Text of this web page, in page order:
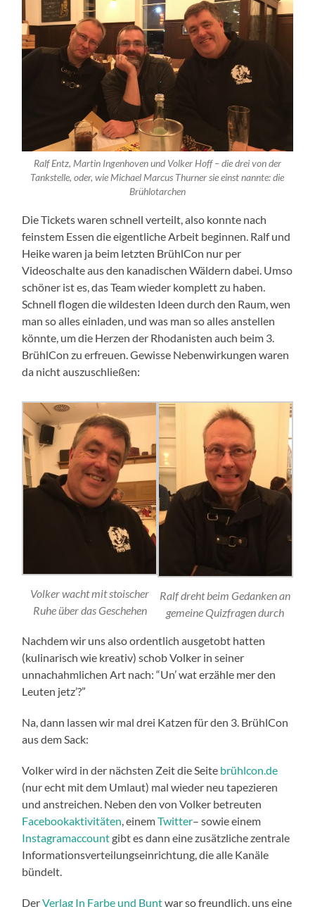
Ralf Entz, Martin Ingenhoven und Volker Hoff – die drei von der
Tankstelle, oder, wie Michael Marcus Thurner sie einst nannte: die
Brühlotarchen
Die Tickets waren schnell verteilt, also konnte nach
feinstem Essen die eigentliche Arbeit beginnen. Ralf und
Heike waren ja beim letzten BrühlCon nur per
Videoschalte aus den kanadischen Wäldern dabei. Umso
schöner ist es, das Team wieder komplett zu haben.
Schnell flogen die wildesten Ideen durch den Raum, wen
man so alles einladen, und was man so alles anstellen
könnte, um die Herzen der Rhodanisten auch beim 3.
BrühlCon zu erfreuen. Gewisse Nebenwirkungen waren
da nicht auszuschließen:
Volker wacht mit stoischer
Ruhe über das Geschehen
Ralf dreht beim Gedanken an
gemeine Quizfragen durch
Nachdem wir uns also ordentlich ausgetobt hatten
(kulinarisch wie kreativ) schob Volker in seiner
unnachahmlichen Art nach: “Un’ wat erzähle mer den
Leuten jetz’?”
Na, dann lassen wir mal drei Katzen für den 3. BrühlCon
aus dem Sack:
Volker wird in der nächsten Zeit die Seite brühlcon.de
(nur echt mit dem Umlaut) mal wieder neu tapezieren
und anstreichen. Neben den von Volker betreuten
Facebookaktivitäten, einemTwitter– sowie einem
Instagramaccountgibt es dann eine zusätzliche zentrale
Informationsverteilungseinrichtung, die alle Kanäle
bündelt.
DerVerlag In Farbe und Buntwar so freundlich, uns eine